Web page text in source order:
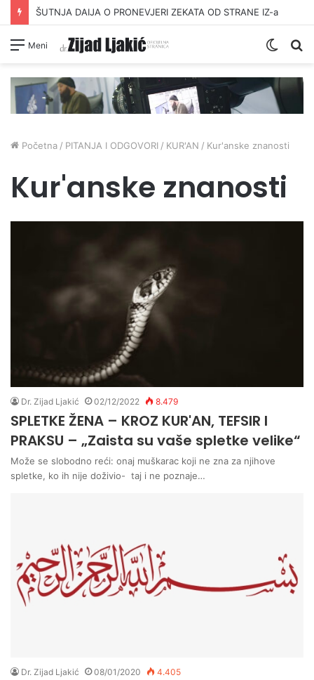
ŠUTNJA DAIJA O PRONEVJERI ZEKATA OD STRANE IZ-a
Meni
Switch
Početna / PITANJA I ODGOVORI / KUR'AN / Kur'anske znanosti
Kur'anske znanosti
Dr. Zijad Ljakić 02/12/2022 8.479
SPLETKE ŽENA – KROZ KUR'AN, TEFSIR I
PRAKSU – „Zaista su vaše spletke velike“
Može se slobodno reći: onaj muškarac koji ne zna za njihove
spletke, ko ih nije doživio- taj i ne poznaje…
Dr. Zijad Ljakić 08/01/2020 4.405